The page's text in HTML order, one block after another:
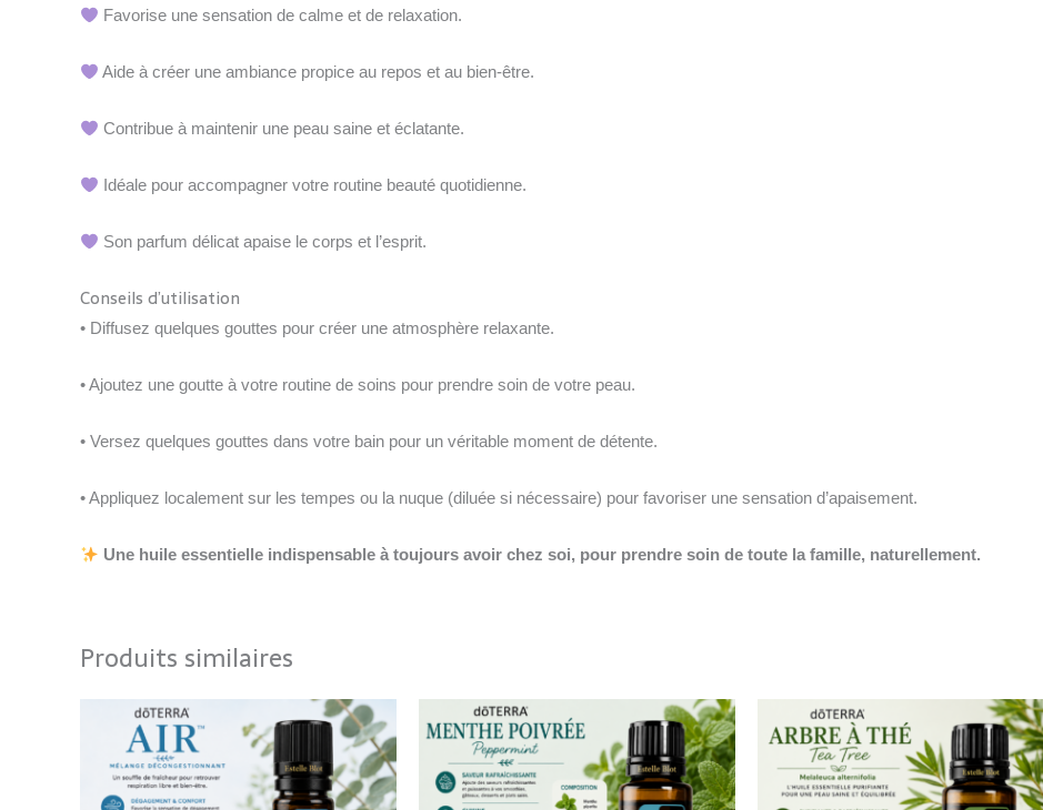
Favorise une sensation de calme et de relaxation.
Aide à créer une ambiance propice au repos et au bien-être.
Contribue à maintenir une peau saine et éclatante.
Idéale pour accompagner votre routine beauté quotidienne.
Son parfum délicat apaise le corps et l’esprit.
Conseils d’utilisation
• Diffusez quelques gouttes pour créer une atmosphère relaxante.
• Ajoutez une goutte à votre routine de soins pour prendre soin de votre peau.
• Versez quelques gouttes dans votre bain pour un véritable moment de détente.
• Appliquez localement sur les tempes ou la nuque (diluée si nécessaire) pour favoriser une sensation d’apaisement.
Une huile essentielle indispensable à toujours avoir chez soi, pour prendre soin de toute la famille, naturellement.
Produits similaires